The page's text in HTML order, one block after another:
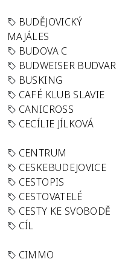
BUDĚJOVICKÝ
MAJÁLES
BUDOVA C
BUDWEISER BUDVAR
BUSKING
CAFÉ KLUB SLAVIE
CANICROSS
CECÍLIE JÍLKOVÁ
CENTRUM
CESKEBUDEJOVICE
CESTOPIS
CESTOVATELÉ
CESTY KE SVOBODĚ
CÍL
CIMMO